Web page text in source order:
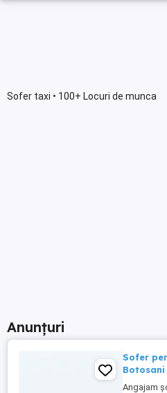
Sofer taxi • 100+ Locuri de munca
Anunțuri
Sofer
Botosani
Angajam